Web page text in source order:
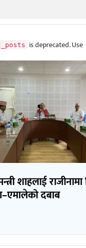
is deprecated. Use
शाहलाई
दबाब